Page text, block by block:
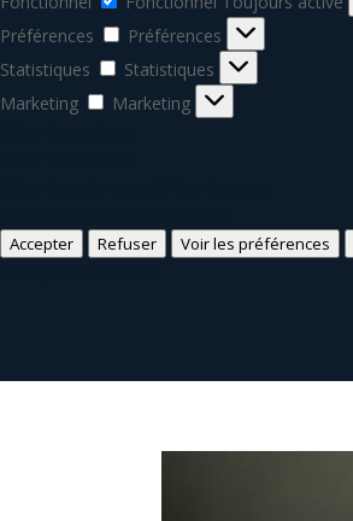
Préférences
Préférences
Statistiques
Statistiques
Marketing
Marketing
Accepter Refuser Voir les préférences